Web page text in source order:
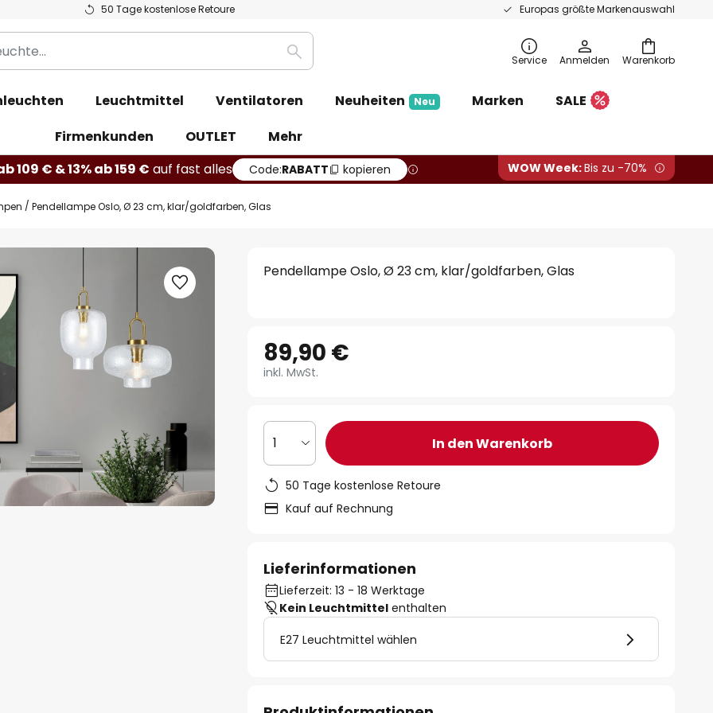
50 Tage kostenlose Retoure Europas größte Markenauswahl
Warenkorb
Suche Service Anmelden
Leuchtmittel Ventilatoren Neuheiten Neu Marken
SALE
Firmenkunden
OUTLET
Mehr
109 € & 13% ab 159 € auf fast alles Code:RABATT kopieren WOW Week:Bis zu -70%
Pendellampe Oslo, Ø 23 cm, klar/goldfarben, Glas
Pendellampe Oslo, Ø 23 cm, klar/goldfarben, Glas
89,90 €
inkl. MwSt.
1 In den Warenkorb
50 Tage kostenlose Retoure
Kauf auf Rechnung
Lieferinformationen
Lieferzeit: 13 - 18 Werktage
Kein Leuchtmittel enthalten
E27 Leuchtmittel wählen